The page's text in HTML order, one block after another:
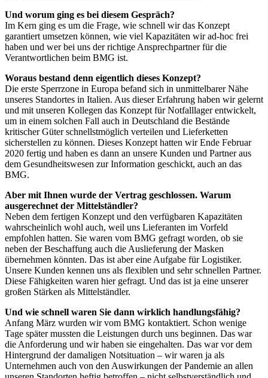
Und worum ging es bei diesem Gespräch?
Im Kern ging es um die Frage, wie schnell wir das Konzept
garantiert umsetzen können, wie viel Kapazitäten wir ad-hoc frei
haben und wer bei uns der richtige Ansprechpartner für die
Verantwortlichen beim BMG ist.
Woraus bestand denn eigentlich dieses Konzept?
Die erste Sperrzone in Europa befand sich in unmittelbarer Nähe
unseres Standortes in Italien. Aus dieser Erfahrung haben wir gelernt
und mit unseren Kollegen das Konzept für Notfalllager entwickelt,
um in einem solchen Fall auch in Deutschland die Bestände
kritischer Güter schnellstmöglich verteilen und Lieferketten
sicherstellen zu können. Dieses Konzept hatten wir Ende Februar
2020 fertig und haben es dann an unsere Kunden und Partner aus
dem Gesundheitswesen zur Information geschickt, auch an das
BMG.
Aber mit Ihnen wurde der Vertrag geschlossen. Warum
ausgerechnet der Mittelständler?
Neben dem fertigen Konzept und den verfügbaren Kapazitäten
wahrscheinlich wohl auch, weil uns Lieferanten im Vorfeld
empfohlen hatten. Sie waren vom BMG gefragt worden, ob sie
neben der Beschaffung auch die Auslieferung der Masken
übernehmen könnten. Das ist aber eine Aufgabe für Logistiker.
Unsere Kunden kennen uns als flexiblen und sehr schnellen Partner.
Diese Fähigkeiten waren hier gefragt. Und das ist ja eine unserer
großen Stärken als Mittelständler.
Und wie schnell waren Sie dann wirklich handlungsfähig?
Anfang März wurden wir vom BMG kontaktiert. Schon wenige
Tage später mussten die Leistungen durch uns beginnen. Das war
die Anforderung und wir haben sie eingehalten. Das war vor dem
Hintergrund der damaligen Notsituation – wir waren ja als
Unternehmen auch von den Auswirkungen der Pandemie an allen